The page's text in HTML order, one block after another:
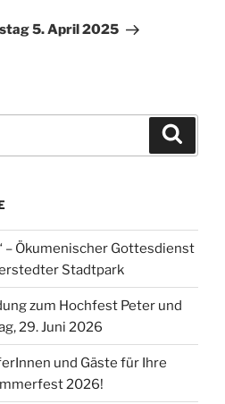
5. April 2025
– Ökumenischer Gottesdienst
Stadtpark
zum Hochfest Peter und
29. Juni 2026
und Gäste für Ihre
2026!